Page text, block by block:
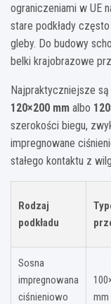
ograniczeniami w UE
stare podkłady
gleby. Do budowy
belki krajobrazowe
Najpraktyczniejsze
120×200 mm albo
szerokości biegu,
impregnowane
stałego kontaktu z
Rodzaj
podkładu
Sosna
impregnowana
ciśnieniowo
mm